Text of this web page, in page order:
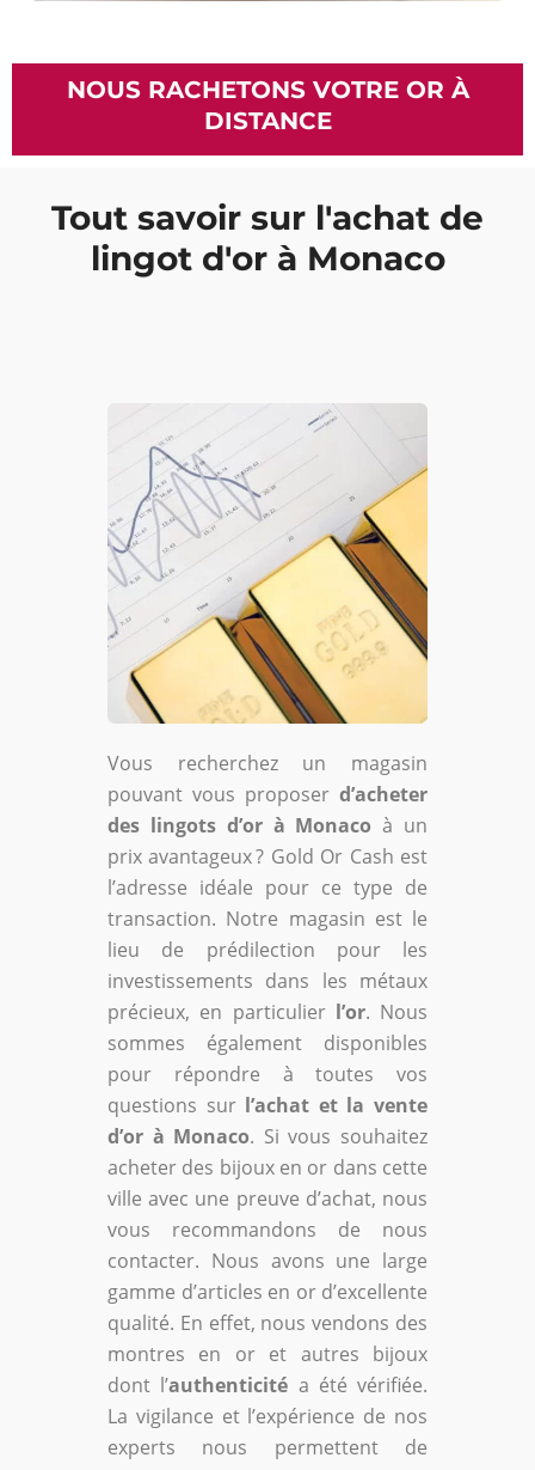
NOUS RACHETONS VOTRE OR À
DISTANCE
Tout savoir sur l'achat de
lingot d'or à Monaco
Vous recherchez un magasin
pouvant vous proposer d’acheter
des lingots d’or à Monaco à un
prix avantageux ? Gold Or Cash est
l’adresse idéale pour ce type de
transaction. Notre magasin est le
lieu de prédilection pour les
investissements dans les métaux
précieux, en particulier l’or. Nous
sommes également disponibles
pour répondre à toutes vos
questions sur l’achat et la vente
d’or à Monaco. Si vous souhaitez
acheter des bijoux en or dans cette
ville avec une preuve d’achat, nous
vous recommandons de nous
contacter. Nous avons une large
gamme d’articles en or d’excellente
qualité. En effet, nous vendons des
montres en or et autres bijoux
dont l’authenticité a été vérifiée.
La vigilance et l’expérience de nos
experts nous permettent de